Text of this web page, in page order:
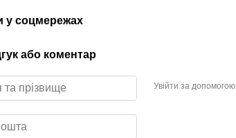
у соцмережах
або коментар
Увійти за допомогою